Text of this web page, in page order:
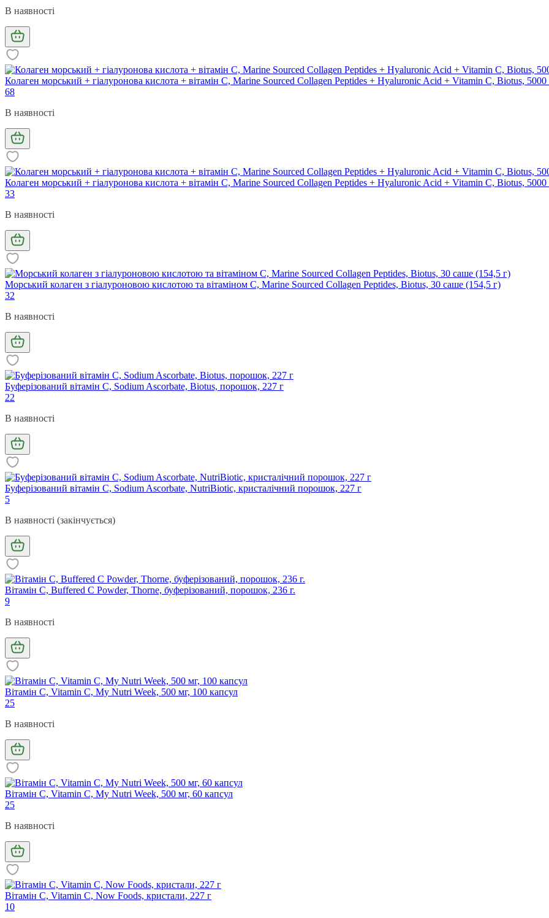
В наявності
Колаген морський + гіалуронова кислота + вітамін С, Marine Sourced Collagen Peptides + Hyaluronic Acid + Vitamin C, Biotus, 5000
68
В наявності
Колаген морський + гіалуронова кислота + вітамін С, Marine Sourced Collagen Peptidеs + Hyaluronic Acid + Vitamin C, Biotus, 5000
33
В наявності
Морський колаген з гіалуроновою кислотою та вітаміном С, Marine Sourced Collagen Peptidеs, Biotus, 30 саше (154,5 г)
32
В наявності
Буферізований вітамін С, Sodium Ascorbate, Biotus, порошок, 227 г
22
В наявності
Буферізований вітамін С, Sodium Ascorbate, NutriBiotic, кристалічний порошок, 227 г
5
В наявності (закінчується)
Вітамін С, Buffered C Powder, Thorne, буферізований, порошок, 236 г.
9
В наявності
Вітамін С, Vitamin C, My Nutri Week, 500 мг, 100 капсул
25
В наявності
Вітамін С, Vitamin C, My Nutri Week, 500 мг, 60 капсул
25
В наявності
Вітамін С, Vitamin C, Now Foods, кристали, 227 г
10